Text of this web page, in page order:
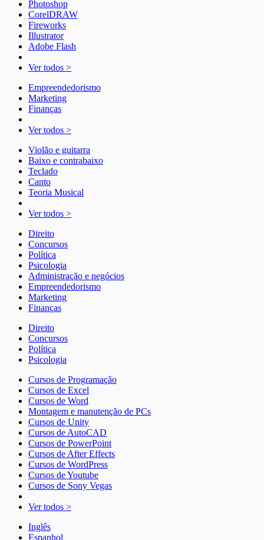
Photoshop
CorelDRAW
Fireworks
Illustrator
Adobe Flash
Ver todos >
Empreendedorismo
Marketing
Finanças
Ver todos >
Violão e guitarra
Baixo e contrabaixo
Teclado
Canto
Teoria Musical
Ver todos >
Direito
Concursos
Política
Psicologia
Administração e negócios
Empreendedorismo
Marketing
Finanças
Direito
Concursos
Política
Psicologia
Cursos de Programação
Cursos de Excel
Cursos de Word
Montagem e manutenção de PCs
Cursos de Unity
Cursos de AutoCAD
Cursos de PowerPoint
Cursos de After Effects
Cursos de WordPress
Cursos de Youtube
Cursos de Sony Vegas
Ver todos >
Inglês
Espanhol